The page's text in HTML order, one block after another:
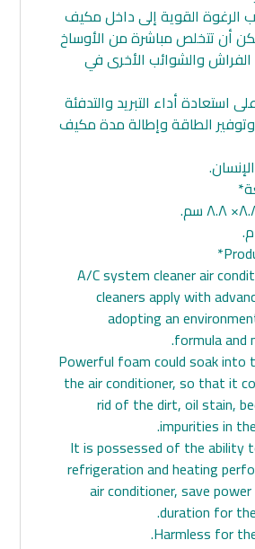
الرغوة القوية إلى داخل مكيف
أن تتخلص مباشرة من الأوساخ
والشوائب الأخرى في
استعادة أداء التبريد والتدفئة
الطاقة وإطالة مدة مكيف
• A/C system cleaner air
cleaners apply with
adopting an
formula and
• Powerful foam could soak
the air conditioner, so that it
rid of the dirt, oil stain,
impurities in
• It is possessed of the ability
refrigeration and heating
air conditioner, save
duration for